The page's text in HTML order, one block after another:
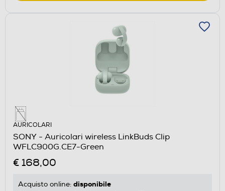
AURICOLARI
SONY - Auricolari wireless LinkBuds Clip
WFLC900G.CE7-Green
€ 168,00
Acquisto online: disponibile